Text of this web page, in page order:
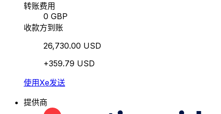
转账费用
0 GBP
收款方到账
26,730.00 USD
+359.79 USD
使用Xe发送
提供商